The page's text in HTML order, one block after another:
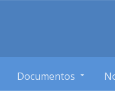
Documentos